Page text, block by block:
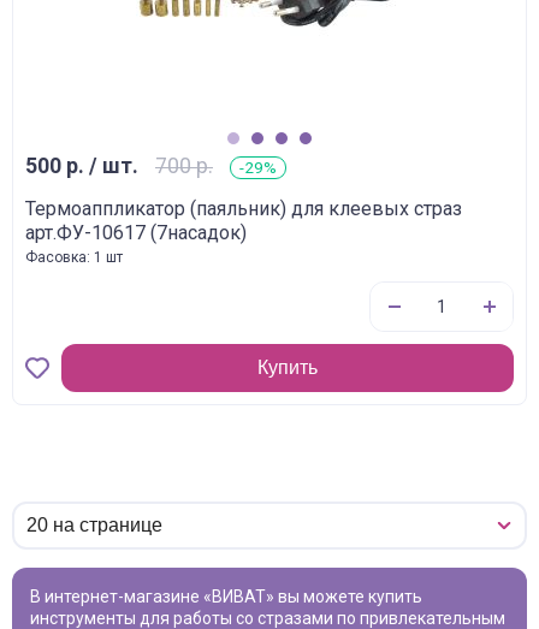
500 р. / шт. 700 р. -29%
Термоаппликатор (паяльник) для клеевых страз
арт.ФУ-10617 (7насадок)
Фасовка: 1 шт
Купить
В интернет-магазине «ВИВАТ» вы можете купить
инструменты для работы со стразами по привлекательным